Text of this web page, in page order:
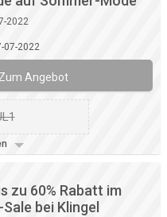
2022
07-2022
Zum Angebot
zu 60% Rabatt im
bei Klingel